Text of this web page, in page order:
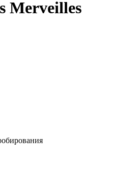
Merveilles